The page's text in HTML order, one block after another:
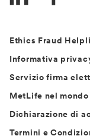
Ethics Fraud
Informativa
Servizio firma
MetLife nel mondo
Dichiarazione di
Termini e